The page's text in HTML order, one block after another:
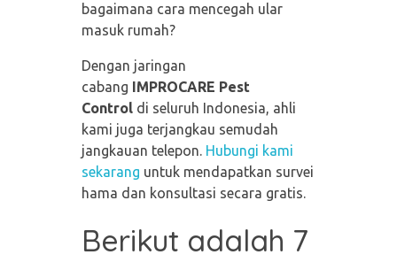
bagaimana cara mencegah ular
masuk rumah?
Dengan jaringan
cabang IMPROCARE Pest
Controldi seluruh Indonesia, ahli
kami juga terjangkau semudah
jangkauan telepon. Hubungi kami
sekarang untuk mendapatkan survei
hama dan konsultasi secara gratis.
Berikut adalah 7